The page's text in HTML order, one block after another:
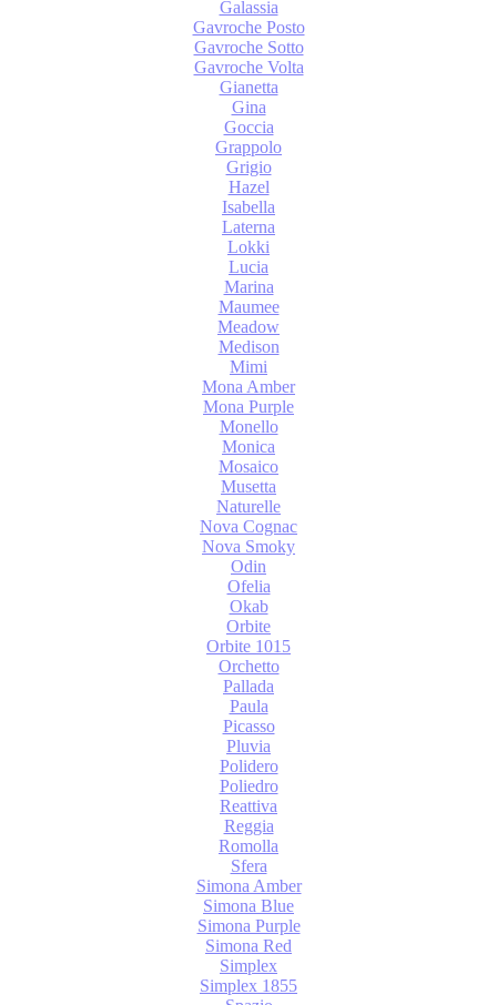
Galassia
Gavroche Posto
Gavroche Sotto
Gavroche Volta
Gianetta
Gina
Goccia
Grappolo
Grigio
Hazel
Isabella
Laterna
Lokki
Lucia
Marina
Maumee
Meadow
Medison
Mimi
Mona Amber
Mona Purple
Monello
Monica
Mosaico
Musetta
Naturelle
Nova Cognac
Nova Smoky
Odin
Ofelia
Okab
Orbite
Orbite 1015
Orchetto
Pallada
Paula
Picasso
Pluvia
Polidero
Poliedro
Reattiva
Reggia
Romolla
Sfera
Simona Amber
Simona Blue
Simona Purple
Simona Red
Simplex
Simplex 1855